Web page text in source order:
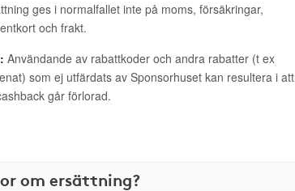
ges i normalfallet inte på moms, försäkringar,
och frakt.
Användande av rabattkoder och andra rabatter (t ex
som ej utfärdats av Sponsorhuset kan resultera i att
går förlorad.
om ersättning?